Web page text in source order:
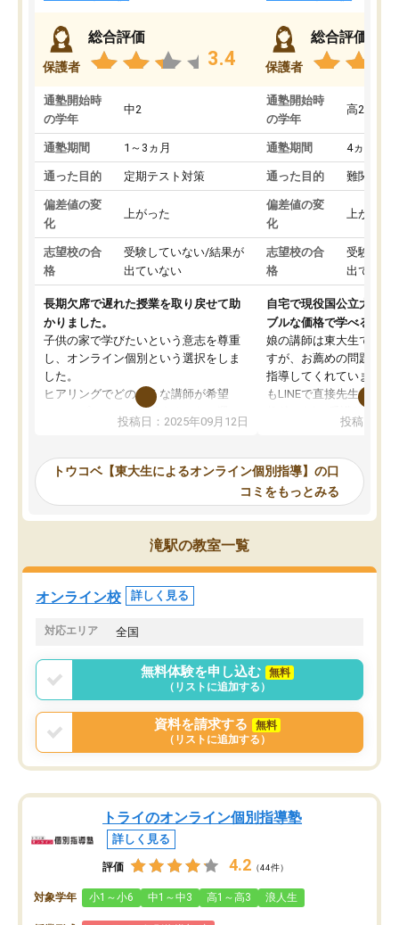
保護者
総合評価
3.4
通塾開始時
の学年
中2
通塾期間 1～3ヵ月
通った目的 定期テスト対策
偏差値の変
化
上がった
志望校の合
格
受験していない/結果が
出ていない
長期欠席で遅れた授業を取り戻せて助
かりました。
子供の家で学びたいという意志を尊重
し、オンライン個別という選択をしま
した。
ヒアリングでどのような講師が希望
か、オプションは付帯するかなど選ぶ
事が出来ました。
ーティングを行い、その講師で良いか
見てから講師を決定する事ができま
す。
うちの子は、初回面談の講師の方で決
オンラインツールを使用した単語帳の
共有があり宿題もそちらで出される形
でした。
言う事で講師変更の申し出があり、あ
まりに短期での変更だった為、塾に通
う事にして退会しました。遅れも取り
戻せ、授業内容や講師の方は良かった
と思います。
投稿日：2025年09月12日
保護者
総合評価
通塾開始時
の学年
高2
通塾期間 4ヵ月～1
通った目的 難関私立
偏差値の変
化
上がった
志望校の合
格
受験して
出ていな
自宅で現役国公立大学生
ブルな価格で学べる
娘の講師は東大生では無
すが、お薦めの問題集や
指導してくれています。
もLINEで直接先生に質問
めれるので、個人に合
いなのがあり(有料)、受
ことをどんなスケジュー
くか相談したのですが、
ち期待したものではなく
くなってきたようなので
投稿日：
トウコベ【東大生によるオンライン個別指導】の口
コミをもっとみる
滝駅の教室一覧
オンライン校 詳しく見る
対応エリア 全国
無料体験を申し込む
無料
（リストに追加する）
資料を請求する
無料
（リストに追加する）
トライのオンライン個別指導塾
詳しく見る
評価 4.2 （44件）
対象学年 小1～小6 中1～中3 高1～高3 浪人生